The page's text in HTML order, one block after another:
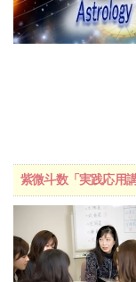
紫微斗数「実践応用